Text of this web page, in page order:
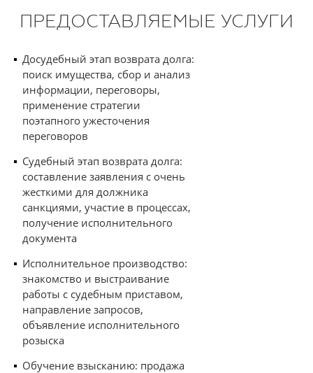
ПРЕДОСТАВЛЯЕМЫЕ УСЛУГИ
Досудебный этап возврата долга:
поиск имущества, сбор и анализ
информации, переговоры,
применение стратегии
поэтапного ужесточения
переговоров
Судебный этап возврата долга:
составление заявления с очень
жесткими для должника
санкциями, участие в процессах,
получение исполнительного
документа
Исполнительное производство:
знакомство и выстраивание
работы с судебным приставом,
направление запросов,
объявление исполнительного
розыска
Обучение взысканию: продажа